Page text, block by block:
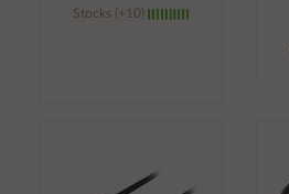
Stocks (+10)